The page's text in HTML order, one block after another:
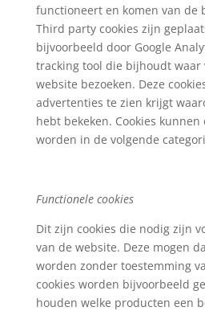
functioneert en komen van de
Third party cookies zijn
bijvoorbeeld door Google
tracking tool die bijhoudt waar
website bezoeken. Deze
advertenties te zien krijgt
hebt bekeken. Cookies
worden in de volgende
Functionele cookies
Dit zijn cookies die nodig zijn
van de website. Deze mogen
worden zonder toestemming
cookies worden bijvoorbeeld
houden welke producten een